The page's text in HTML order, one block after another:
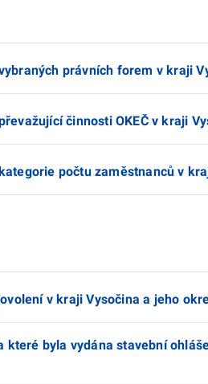
právních forem v kraji
činnosti OKEČ v kraji
počtu zaměstnanců v
v kraji Vysočina a jeho
které byla vydána stavební